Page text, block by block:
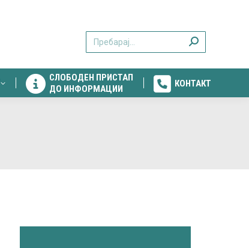
СЛОБОДЕН ПРИСТАП
ДО ИНФОРМАЦИИ
КОНТАКТ